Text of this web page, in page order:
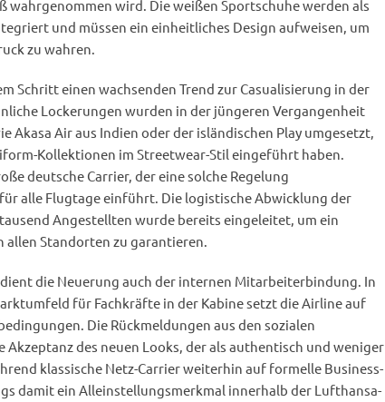
wahrgenommen wird. Die weißen Sportschuhe werden als
und müssen ein einheitliches Design aufweisen, um
zu wahren.
Schritt einen wachsenden Trend zur Casualisierung in der
Lockerungen wurden in der jüngeren Vergangenheit
Akasa Air aus Indien oder der isländischen Play umgesetzt,
Kollektionen im Streetwear-Stil eingeführt haben.
deutsche Carrier, der eine solche Regelung
alle Flugtage einführt. Die logistische Abwicklung der
Angestellten wurde bereits eingeleitet, um ein
allen Standorten zu garantieren.
die Neuerung auch der internen Mitarbeiterbindung. In
für Fachkräfte in der Kabine setzt die Airline auf
Die Rückmeldungen aus den sozialen
des neuen Looks, der als authentisch und weniger
klassische Netz-Carrier weiterhin auf formelle Business-
damit ein Alleinstellungsmerkmal innerhalb der Lufthansa-